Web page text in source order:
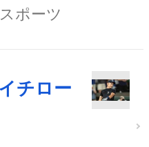
ポーツ
チロー